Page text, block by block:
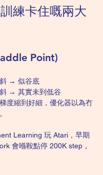
練卡住嘅兩大
Point)
→ 似谷底
→ 其實未到低谷
度縮到好細，優化器以為冇
Learning 玩 Atari，早期
會喺鞍點停 200K step，